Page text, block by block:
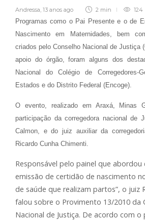
Andressa, 13 anos ago 2 min 124
Programas como o Pai Presente e o de
Nascimento em Maternidades, bem
criados pelo Conselho Nacional de Justiça
apoio do órgão, foram alguns dos
Nacional do Colégio de Corregedores-
Estados e do Distrito Federal (Encoge).
O evento, realizado em Araxá, Minas
participação da corregedora nacional de
Calmon, e do juiz auxiliar da
Ricardo Cunha Chimenti.
Responsável pelo painel que abordou
emissão de certidão de nascimento
de saúde que realizam partos”, o juiz
falou sobre o Provimento 13/2010 da
Nacional de Justiça. De acordo com